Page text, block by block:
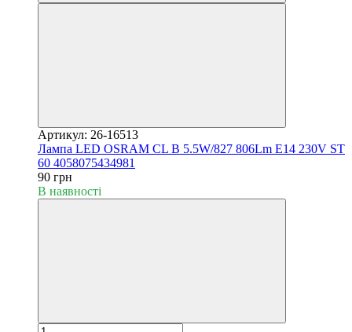
Артикул: 26-16513
Лампа LED OSRAM CL B 5.5W/827 806Lm E14 230V ST
60 4058075434981
90 грн
В наявності